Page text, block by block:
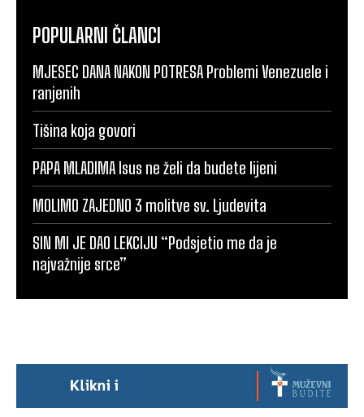
POPULARNI ČLANCI
MJESEC DANA NAKON POTRESA Problemi Venezuele i
ranjenih
Tišina koja govori
PAPA MLADIMA Isus ne želi da budete lijeni
MOLIMO ZAJEDNO 3 molitve sv. Ljudevita
SIN MI JE DAO LEKCIJU “Podsjetio me da je
najvažnije srce”